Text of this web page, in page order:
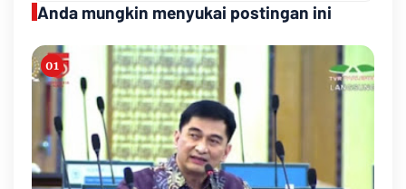
Anda mungkin menyukai postingan ini